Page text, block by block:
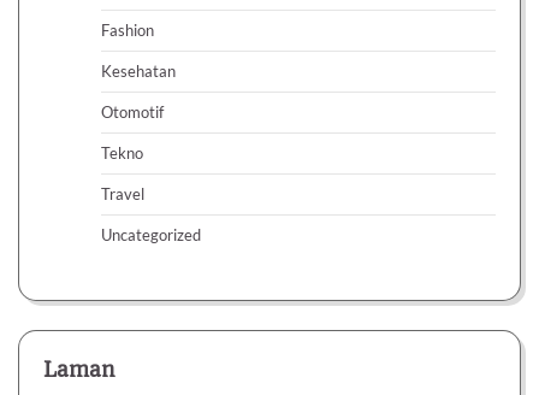
Fashion
Kesehatan
Otomotif
Tekno
Travel
Uncategorized
Laman